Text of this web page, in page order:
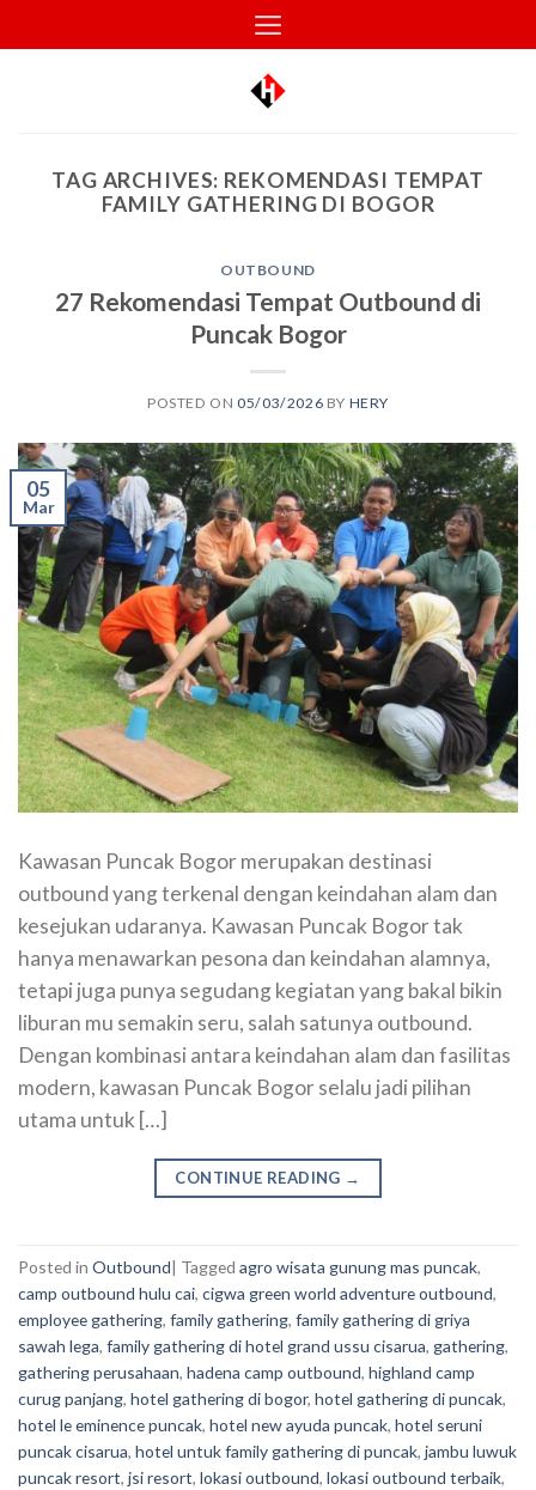
to
TAG ARCHIVES: REKOMENDASI TEMPAT
FAMILY GATHERING DI BOGOR
OUTBOUND
27 Rekomendasi Tempat Outbound di
Puncak Bogor
POSTED ON05/03/2026 BY HERY
05
Mar
Kawasan Puncak Bogor merupakan destinasi
outbound yang terkenal dengan keindahan alam dan
kesejukan udaranya. Kawasan Puncak Bogor tak
hanya menawarkan pesona dan keindahan alamnya,
tetapi juga punya segudang kegiatan yang bakal bikin
liburan mu semakin seru, salah satunya outbound.
Dengan kombinasi antara keindahan alam dan fasilitas
modern, kawasan Puncak Bogor selalu jadi pilihan
utama untuk […]
CONTINUE READING →
Posted in Outbound| Tagged agro wisata gunung mas puncak,
camp outbound hulu cai, cigwa green world adventure outbound,
employee gathering, family gathering, family gathering di griya
sawah lega, family gathering di hotel grand ussu cisarua, gathering,
gathering perusahaan, hadena camp outbound, highland camp
curug panjang, hotel gathering di bogor, hotel gathering di puncak,
hotel le eminence puncak, hotel new ayuda puncak, hotel seruni
puncak cisarua, hotel untuk family gathering di puncak, jambu luwuk
puncak resort, jsi resort, lokasi outbound, lokasi outbound terbaik,